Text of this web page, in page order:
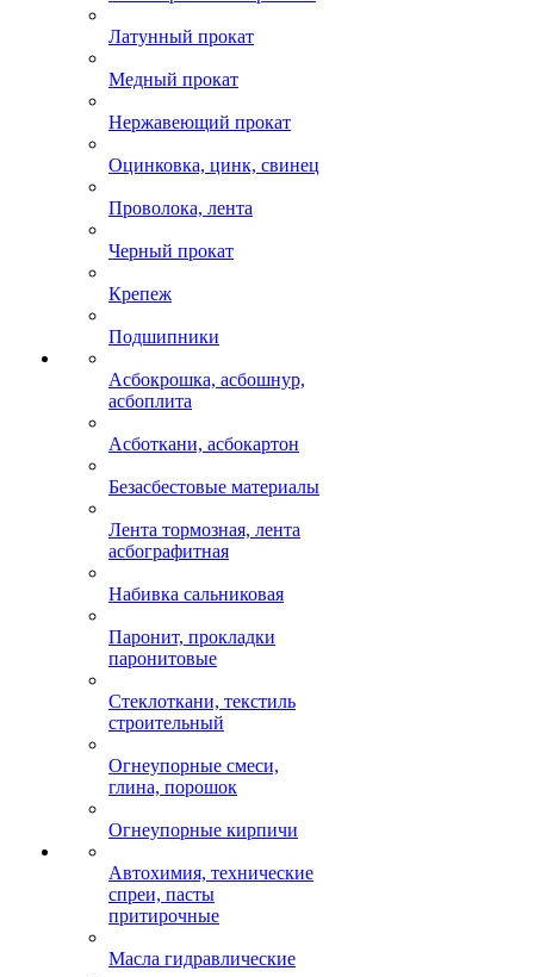
Латунный прокат
Медный прокат
Нержавеющий прокат
Оцинковка, цинк, свинец
Проволока, лента
Черный прокат
Крепеж
Подшипники
Асбокрошка, асбошнур,
асбоплита
Асботкани, асбокартон
Безасбестовые материалы
Лента тормозная, лента
асбографитная
Набивка сальниковая
Паронит, прокладки
паронитовые
Стеклоткани, текстиль
строительный
Огнеупорные смеси,
глина, порошок
Огнеупорные кирпичи
Автохимия, технические
спреи, пасты
притирочные
Масла гидравлические